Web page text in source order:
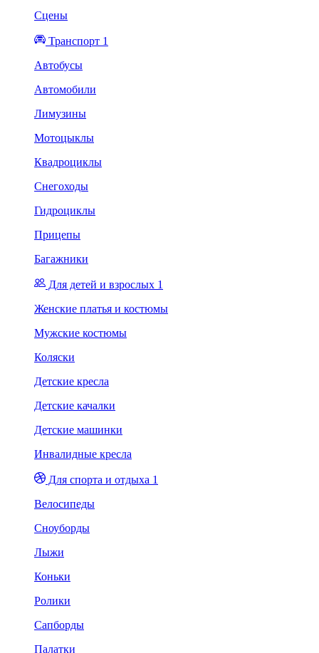
Сцены
Транспорт 1
Автобусы
Автомобили
Лимузины
Мотоцыклы
Квадроциклы
Снегоходы
Гидроциклы
Прицепы
Багажники
Для детей и взрослых 1
Женские платья и костюмы
Мужские костюмы
Коляски
Детские кресла
Детские качалки
Детские машинки
Инвалидные кресла
Для спорта и отдыха 1
Велосипеды
Сноуборды
Лыжи
Коньки
Ролики
Сапборды
Палатки